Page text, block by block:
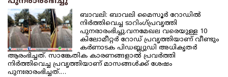
ബാവലി: ബാവലി മൈസൂര്‍ റോഡില്‍
നിര്‍ത്തിവെച്ച ടാറിംഗ്പ്രവൃത്തി
പുനരാരംഭിച്ചു.വനമേഖല വരെയുള്ള 10
കിലോമീറ്റര്‍ റോഡ് പ്രവൃത്തിയാണ് വീണ്ടും
കര്‍ണാടക പിഡബ്ല്യുഡി അധികൃതര്‍
ആരംഭിച്ചത്. സാങ്കേതിക കാരണങ്ങളാല്‍ പ്രവര്‍ത്തി
നിര്‍ത്തിവെച്ച പ്രവൃത്തിയാണ് മാസങ്ങള്‍ക്ക് ശേഷം
പുനഃരാരംഭിച്ചത്.…